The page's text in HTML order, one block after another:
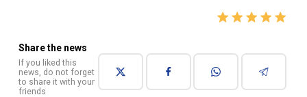
Share the news
If you liked this
news, do not forget
to share it with your
friends